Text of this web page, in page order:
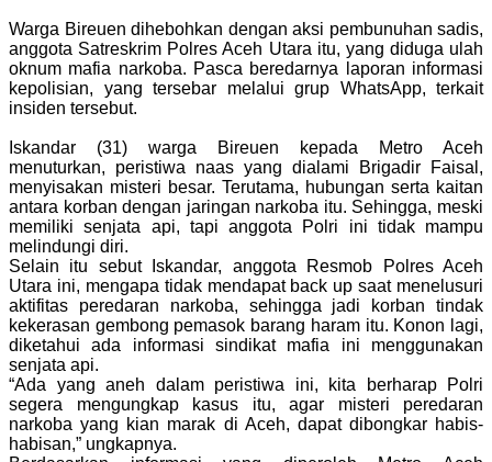
Warga Bireuen dihebohkan dengan aksi pembunuhan sadis,
anggota Satreskrim Polres Aceh Utara itu, yang diduga ulah
oknum mafia narkoba. Pasca beredarnya laporan informasi
kepolisian, yang tersebar melalui grup WhatsApp, terkait
insiden tersebut.
Iskandar (31) warga Bireuen kepada Metro Aceh
menuturkan, peristiwa naas yang dialami Brigadir Faisal,
menyisakan misteri besar. Terutama, hubungan serta kaitan
antara korban dengan jaringan narkoba itu. Sehingga, meski
memiliki senjata api, tapi anggota Polri ini tidak mampu
melindungi diri.
Selain itu sebut Iskandar, anggota Resmob Polres Aceh
Utara ini, mengapa tidak mendapat back up saat menelusuri
aktifitas peredaran narkoba, sehingga jadi korban tindak
kekerasan gembong pemasok barang haram itu. Konon lagi,
diketahui ada informasi sindikat mafia ini menggunakan
senjata api.
“Ada yang aneh dalam peristiwa ini, kita berharap Polri
segera mengungkap kasus itu, agar misteri peredaran
narkoba yang kian marak di Aceh, dapat dibongkar habis-
habisan,” ungkapnya.